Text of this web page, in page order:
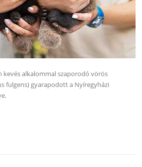
kevés alkalommal szaporodó vörös
fulgens) gyarapodott a Nyíregyházi